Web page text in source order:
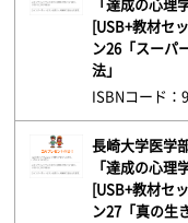
「達成の心理
[USB+教材セ
ン26「スーパ
法」
ISBNコード：
長崎大学医学
「達成の心理
[USB+教材セ
ン27「真の生